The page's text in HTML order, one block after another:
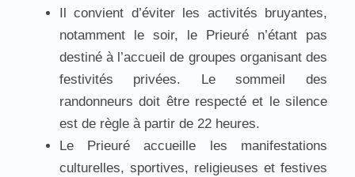
Il convient d’éviter les activités bruyantes,
notamment le soir, le Prieuré n’étant pas
destiné à l’accueil de groupes organisant des
festivités privées. Le sommeil des
randonneurs doit être respecté et le silence
est de règle à partir de 22 heures.
Le Prieuré accueille les manifestations
culturelles, sportives, religieuses et festives